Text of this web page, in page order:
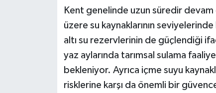
Kent genelinde uzun süredir
üzere su kaynaklarının
altı su rezervlerinin de güçlendiği
yaz aylarında tarımsal sulama
bekleniyor. Ayrıca içme suyu
risklerine karşı da önemli bir